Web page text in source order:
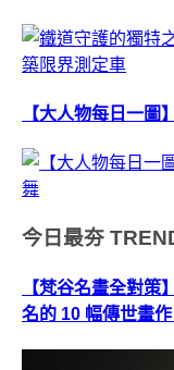
【大人物每日一圖
今日最夯
【梵谷名畫全對策
名的 10 幅傳世畫